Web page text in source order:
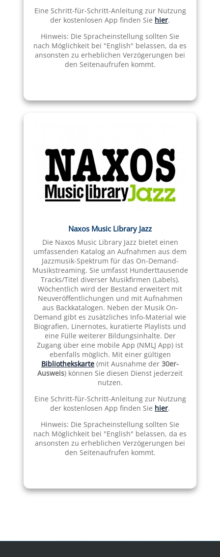
Eine Schritt-für-Schritt-Anleitung zur Nutzung
der kostenlosen App finden Sie hier.
Hinweis: Die Spracheinstellung sollten Sie
nach Möglichkeit bei "English" belassen, da es
ansonsten zu erheblichen Verzögerungen bei
den Seitenaufrufen kommt.
Naxos Music Library Jazz
Die Naxos Music Library Jazz bietet einen
umfassenden Katalog an Aufnahmen aus dem
Jazzmusik-Spektrum für das On-Demand-
Musikstreaming. Sie umfasst Hunderttausende
Tracks/Titel diverser Musikfirmen (Labels).
Wöchentlich wird der Bestand erweitert mit
Neuveröffentlichungen und mit Aufnahmen
aus Backkatalogen. Neben der Musik On-
Demand gibt es zusätzliches Info-Material wie
Biografien, Linernotes, kuratierte Playlists und
eine Fülle weiterer Bildungsinhalte. Der
Zugang über eine mobile App (NMLJ App) ist
ebenfalls möglich. Mit einer gültigen
Bibliothekskarte (mit Ausnahme der 30er-
Ausweis) können Sie diesen Dienst jederzeit
nutzen.
Eine Schritt-für-Schritt-Anleitung zur Nutzung
der kostenlosen App finden Sie hier.
Hinweis: Die Spracheinstellung sollten Sie
nach Möglichkeit bei "English" belassen, da es
ansonsten zu erheblichen Verzögerungen bei
den Seitenaufrufen kommt.